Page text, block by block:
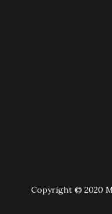
Copyright © 2020